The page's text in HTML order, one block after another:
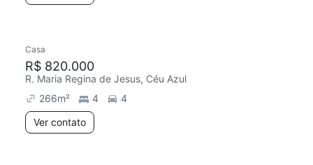
Casa
R$ 820.000
R. Maria Regina de Jesus, Céu Azul
266m² 4
4
Ver contato